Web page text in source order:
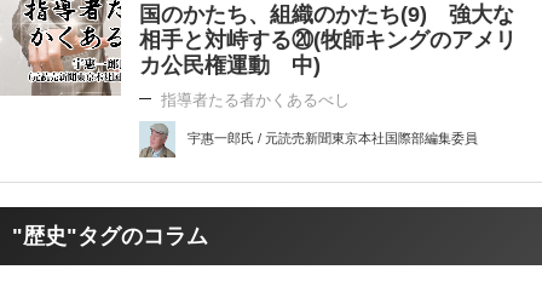
国のかたち、組織のかたち(9) 強大な
相手と対峙する⑳(牧師キングのアメリ
カ公民権運動 中)
指導者たる者かくあるべし
宇惠一郎氏 / 元読売新聞東京本社国際部編集委員
"歴史"タグのコラム